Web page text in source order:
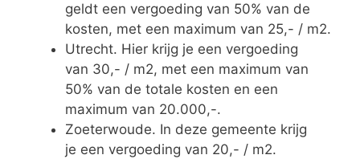
geldt een vergoeding van 50% van de
kosten, met een maximum van 25,- / m2.
Utrecht. Hier krijg je een vergoeding
van 30,- / m2, met een maximum van
50% van de totale kosten en een
maximum van 20.000,-.
Zoeterwoude. In deze gemeente krijg
je een vergoeding van 20,- / m2.